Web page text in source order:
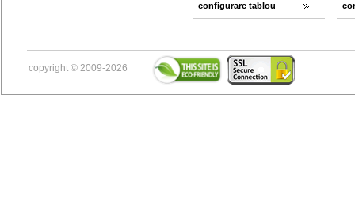
configurare tablou
copyright © 2009-2026